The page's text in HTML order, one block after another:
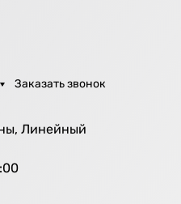
Заказать звонок
Линейный